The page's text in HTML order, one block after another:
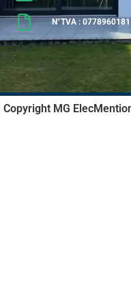
N°TVA : 0778960181
Copyright MG Elec